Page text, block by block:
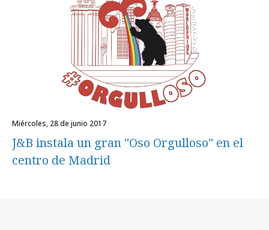
miércoles, 28 de junio 2017
J&B instala un gran "Oso Orgulloso" en el
centro de Madrid